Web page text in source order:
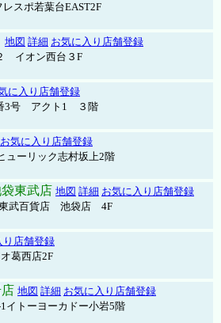
スポ若葉台EAST2F
地図 詳細 お気に入り店舗登録
イオン西台３F
に入り店舗登録
3号 アクト1 ３階
お気に入り店舗登録
ューリック志村坂上2階
東武店 地図 詳細 お気に入り店舗登録
東武百貨店 池袋店 4F
り店舗登録
葛西店2F
地図 詳細 お気に入り店舗登録
イトーヨーカドー小岩5階